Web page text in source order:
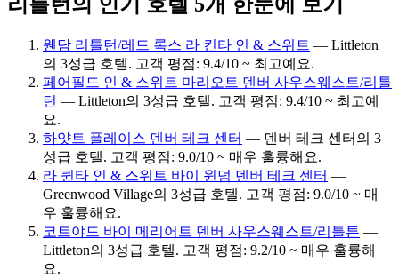
리틀턴의 인기 호텔 5개 한눈에 보기
웬담 리틀턴/레드 록스 라 킨타 인 & 스위트 — Littleton
의 3성급 호텔. 고객 평점: 9.4/10 ~ 최고예요.
페어필드 인 & 스위트 마리오트 덴버 사우스웨스트/리틀
턴 — Littleton의 3성급 호텔. 고객 평점: 9.4/10 ~ 최고예
요.
하얏트 플레이스 덴버 테크 센터 — 덴버 테크 센터의 3
성급 호텔. 고객 평점: 9.0/10 ~ 매우 훌륭해요.
라 퀸타 인 & 스위트 바이 윈덤 덴버 테크 센터 —
Greenwood Village의 3성급 호텔. 고객 평점: 9.0/10 ~ 매
우 훌륭해요.
코트야드 바이 메리어트 덴버 사우스웨스트/리틀튼 —
Littleton의 3성급 호텔. 고객 평점: 9.2/10 ~ 매우 훌륭해
요.